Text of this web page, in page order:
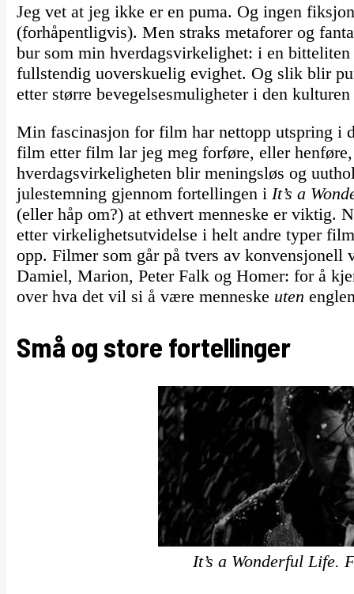
Jeg vet at jeg ikke er en puma. Og ingen
(forhåpentligvis). Men straks metaforer og
bur som min hverdagsvirkelighet: i en
fullstendig uoverskuelig evighet. Og slik blir
etter større bevegelsesmuligheter i den
Min fascinasjon for film har nettopp utspring i
film etter film lar jeg meg forføre, eller
hverdagsvirkeligheten blir meningsløs og
julestemning gjennom fortellingen i It’s a
(eller håp om?) at ethvert menneske er viktig.
etter virkelighetsutvidelse i helt andre typer
opp. Filmer som går på tvers av konvensjonell
Damiel, Marion, Peter Falk og Homer: for å
over hva det vil si å være menneske uten
Små og store fortellinger
It’s a Wonderful Life.